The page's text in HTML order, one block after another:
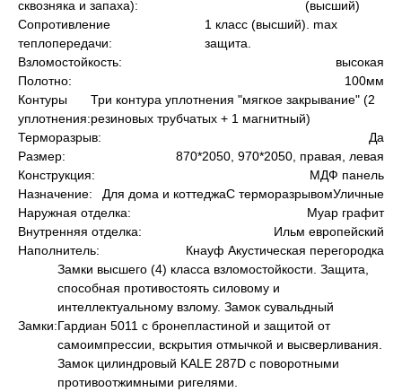
сквозняка и запаха):
(высший)
Сопротивление
теплопередачи:
1 класс (высший). max
защита.
Взломостойкость:
высокая
Полотно:
100мм
Контуры
уплотнения:
Три контура уплотнения "мягкое закрывание" (2
резиновых трубчатых + 1 магнитный)
Терморазрыв:
Да
Размер:
870*2050, 970*2050, правая, левая
Конструкция:
МДФ панель
Назначение:
Для дома и коттеджаС терморазрывомУличные
Наружная отделка:
Муар графит
Внутренняя отделка:
Ильм европейский
Наполнитель:
Кнауф Акустическая перегородка
Замки:
Замки высшего (4) класса взломостойкости. Защита,
способная противостоять силовому и
интеллектуальному взлому. Замок сувальдный
Гардиан 5011 с бронепластиной и защитой от
самоимпрессии, вскрытия отмычкой и высверливания.
Замок цилиндровый KALE 287D с поворотными
противоотжимными ригелями.